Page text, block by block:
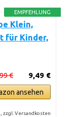
EMPFEHLUNG
Klein,
für Kinder,
9,49 €
€
ansehen
zzgl. Versandkosten